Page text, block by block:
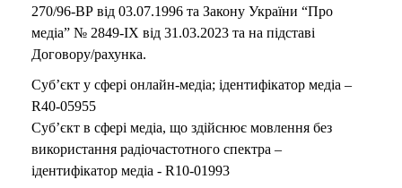
270/96-ВР від 03.07.1996 та Закону України “Про
медіа” № 2849-IX від 31.03.2023 та на підставі
Договору/рахунка.
Суб’єкт у сфері онлайн-медіа; ідентифікатор медіа –
R40-05955
Суб’єкт в сфері медіа, що здійснює мовлення без
використання радіочастотного спектра –
ідентифікатор медіа - R10-01993